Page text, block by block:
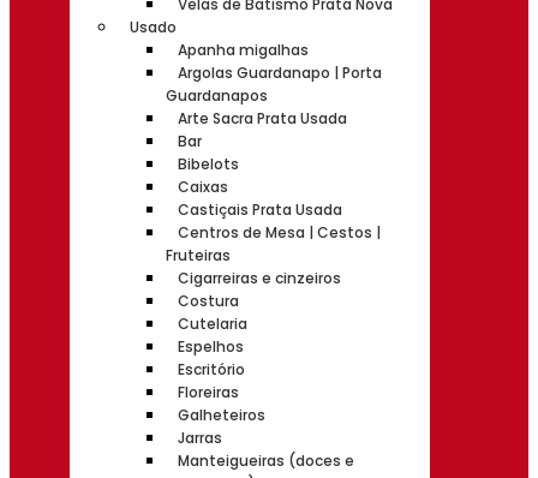
Velas de Batismo Prata Nova
Usado
Apanha migalhas
Argolas Guardanapo | Porta
Guardanapos
Arte Sacra Prata Usada
Bar
Bibelots
Caixas
Castiçais Prata Usada
Centros de Mesa | Cestos |
Fruteiras
Cigarreiras e cinzeiros
Costura
Cutelaria
Espelhos
Escritório
Floreiras
Galheteiros
Jarras
Manteigueiras (doces e